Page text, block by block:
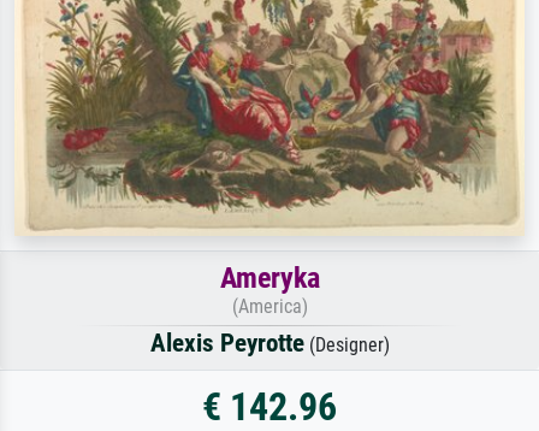
Ameryka
(America)
Alexis Peyrotte(Designer)
€ 142.96